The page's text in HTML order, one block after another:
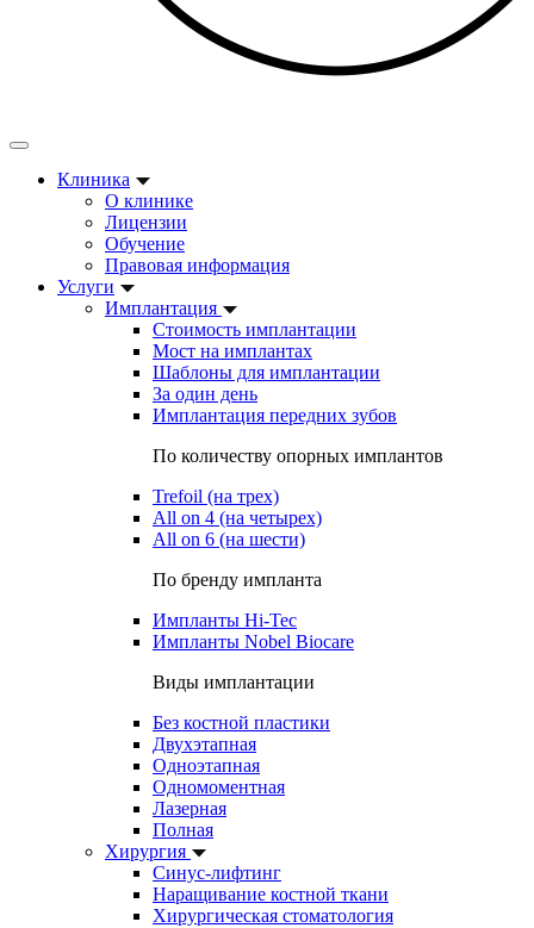
Клиника
О клинике
Лицензии
Обучение
Правовая информация
Услуги
Имплантация
Стоимость имплантации
Мост на имплантах
Шаблоны для имплантации
За один день
Имплантация передних зубов
По количеству опорных имплантов
Trefoil (на трех)
All on 4 (на четырех)
All on 6 (на шести)
По бренду импланта
Импланты Hi-Tec
Импланты Nobel Biocare
Виды имплантации
Без костной пластики
Двухэтапная
Одноэтапная
Одномоментная
Лазерная
Полная
Хирургия
Синус-лифтинг
Наращивание костной ткани
Хирургическая стоматология